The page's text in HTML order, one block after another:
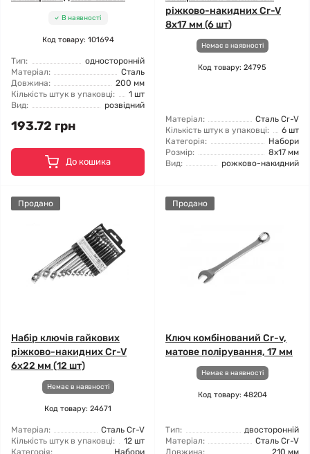
В наявності
Код товару: 101694
Тип:
односторонній
Матеріал:
Сталь
Довжина:
200 мм
Кількість штук в упаковці:
1 шт
Вид:
розвідний
193.72 грн
До кошика
ріжково-накидних Cr-V
8x17 мм (6 шт)
Немає в наявності
Код товару: 24795
Матеріал:
Сталь Cr-V
Кількість штук в упаковці:
6 шт
Категорія:
Набори
Розмір:
8x17 мм
Вид:
рожково-накидний
Продано
Набір ключів гайкових
ріжково-накидних Cr-V
6x22 мм (12 шт)
Немає в наявності
Код товару: 24671
Матеріал:
Сталь Cr-V
Кількість штук в упаковці:
12 шт
Категорія:
Набори
Продано
Ключ комбінований Cr-v,
матове полірування, 17 мм
Немає в наявності
Код товару: 48204
Тип:
двосторонній
Матеріал:
Сталь Cr-V
Довжина:
210 мм